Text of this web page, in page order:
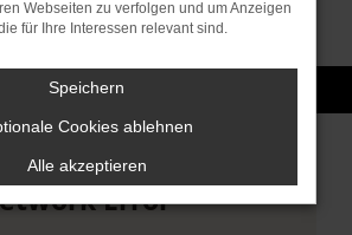
Error
Webseiten zu verfolgen und um Anzeigen
für Ihre Interessen relevant sind.
Speichern
Cookies ablehnen
Alle akzeptieren